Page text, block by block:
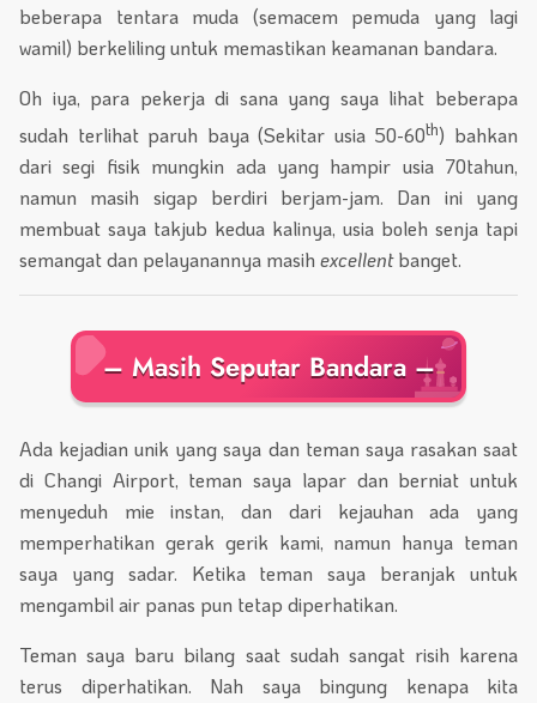
beberapa tentara muda (semacem pemuda yang lagi
wamil) berkeliling untuk memastikan keamanan bandara.
Oh iya, para pekerja di sana yang saya lihat beberapa
sudah terlihat paruh baya (Sekitar usia 50-60th) bahkan
dari segi fisik mungkin ada yang hampir usia 70tahun,
namun masih sigap berdiri berjam-jam. Dan ini yang
membuat saya takjub kedua kalinya, usia boleh senja tapi
semangat dan pelayanannya masih excellentbanget.
– Masih Seputar Bandara –
Ada kejadian unik yang saya dan teman saya rasakan saat
di Changi Airport, teman saya lapar dan berniat untuk
menyeduh mie instan, dan dari kejauhan ada yang
memperhatikan gerak gerik kami, namun hanya teman
saya yang sadar. Ketika teman saya beranjak untuk
mengambil air panas pun tetap diperhatikan.
Teman saya baru bilang saat sudah sangat risih karena
terus diperhatikan. Nah saya bingung kenapa kita